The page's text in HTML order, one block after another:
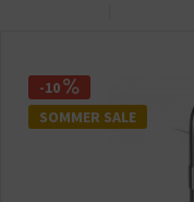
-10
SOMMER SALE